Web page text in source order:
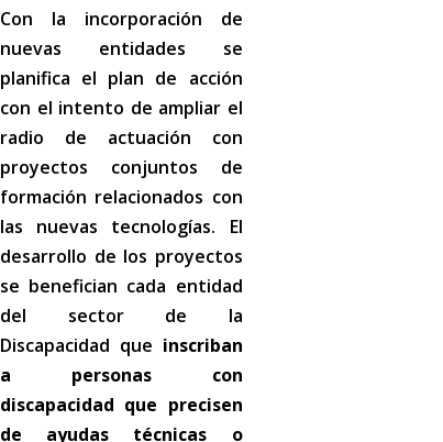
Con la incorporación de
nuevas entidades se
planifica el plan de acción
con el intento de ampliar el
radio de actuación con
proyectos conjuntos de
formación relacionados con
las nuevas tecnologías. El
desarrollo de los proyectos
se benefician cada entidad
del sector de la
Discapacidad que inscriban
a personas con
discapacidad que precisen
de ayudas técnicas o